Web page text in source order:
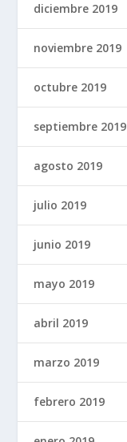
diciembre 2019
noviembre 2019
octubre 2019
septiembre 2019
agosto 2019
julio 2019
junio 2019
mayo 2019
abril 2019
marzo 2019
febrero 2019